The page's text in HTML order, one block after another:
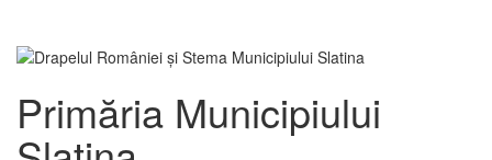
Primăria Municipiului